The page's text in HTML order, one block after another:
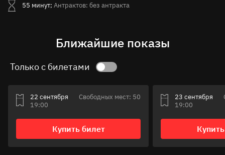
55 минут; Антрактов: без антракта
Ближайшие показы
Только с билетами
22 сентября
19:00
Свободных мест: 50
Купить билет
23 сентября
19:00